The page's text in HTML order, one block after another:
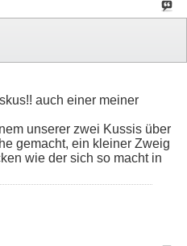
auch einer meiner
unserer zwei Kussis über
gemacht, ein kleiner Zweig
wie der sich so macht in